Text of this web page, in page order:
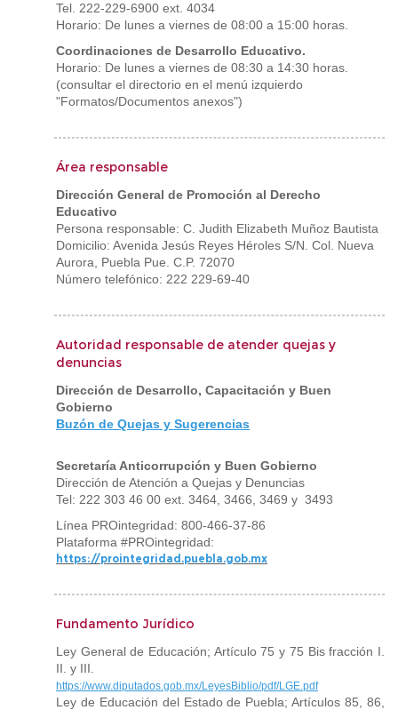
Tel. 222-229-6900 ext. 4034
Horario: De lunes a viernes de 08:00 a 15:00 horas.
Coordinaciones de Desarrollo Educativo.
Horario: De lunes a viernes de 08:30 a 14:30 horas.
(consultar el directorio en el menú izquierdo
"Formatos/Documentos anexos")
Área responsable
Dirección General de Promoción al Derecho
Educativo
Persona responsable: C. Judith Elizabeth Muñoz Bautista
Domicilio: Avenida Jesús Reyes Héroles S/N. Col. Nueva
Aurora, Puebla Pue. C.P. 72070
Número telefónico: 222 229-69-40
Autoridad responsable de atender quejas y
denuncias
Dirección de Desarrollo, Capacitación y Buen
Gobierno
Buzón de Quejas y Sugerencias
Secretaría Anticorrupción y Buen Gobierno
Dirección de Atención a Quejas y Denuncias
Tel: 222 303 46 00 ext. 3464, 3466, 3469 y 3493
Línea PROintegridad: 800-466-37-86
Plataforma #PROintegridad:
https://prointegridad.puebla.gob.mx
Fundamento Jurídico
Ley General de Educación; Artículo 75 y 75 Bis fracción I.
II. y III.
https://www.diputados.gob.mx/LeyesBiblio/pdf/LGE.pdf
Ley de Educación del Estado de Puebla; Artículos 85, 86,